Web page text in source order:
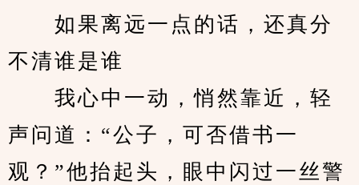
如果离远一点的话，还真分
不清谁是谁
我心中一动，悄然靠近，轻
声问道：“公子，可否借书一
观？”他抬起头，眼中闪过一丝警